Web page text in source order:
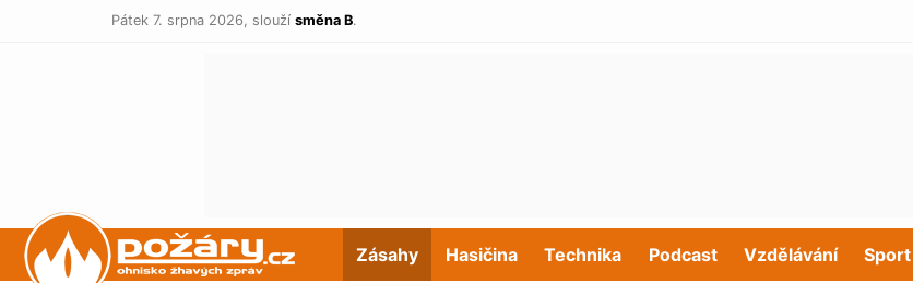
Pátek 7. srpna 2026, slouží směna B.
POŽÁRY.cz Zásahy Hasičina Technika Podcast Vzdělávání Sport